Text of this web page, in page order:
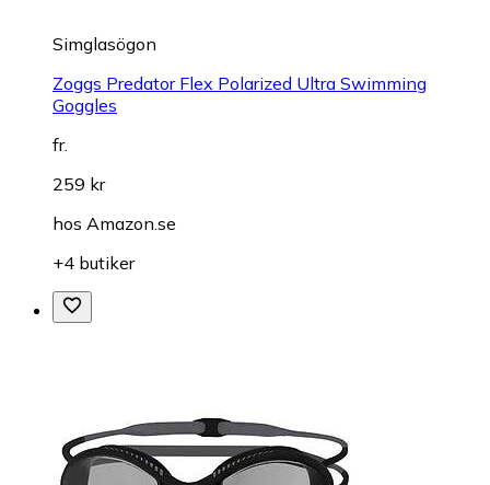
Simglasögon
Zoggs Predator Flex Polarized Ultra Swimming
Goggles
fr.
259 kr
hos Amazon.se
+4 butiker